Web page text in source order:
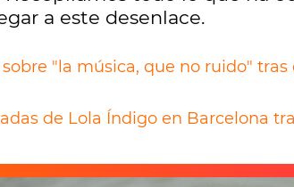
a este desenlace.
"la música, que no ruido"
de Lola Índigo en Barcelona